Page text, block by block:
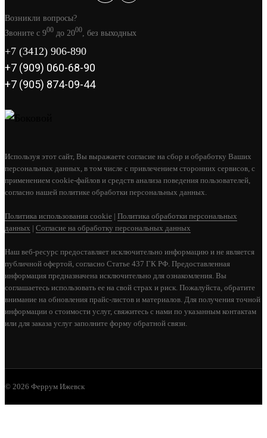
ДВЕРЦЕЙ
27 690
ПЕЧЬ ДЛЯ БАНИ ASTON 12 С ГЛУХОЙ
ДВЕРЦЕЙ
Возникли вопросы?
Звоните с 900 до 2000 , без выходных
+7 (3412) 906-890
+7 (909) 060-68-90
+7 (905) 874-09-44
Используя этот сайт, Вы выражаете согласие на сбор и обработку Ваших
персональных данных, в том числе с привлечением сторонних сервисов, с
применением cookie-файлов и средств анализа поведения пользователей,
согласно нашей политике обработки персональных данных.
Политика использования cookie | Политика обработки персональных
данных | Согласие на обработку персональных данных
Наш веб-ресурс предоставляет исключительно информацию и не является
публичной офертой, согласно Статье 437 ГК РФ. Предоставленная
информация предназначена исключительно для ознакомления. Вы
соглашаетесь использовать ее на свой страх и риск. Пожалуйста, обратите
внимание на обновления прайс-листов и материалов. Для получения точной
информации о стоимости услуг, свяжитесь с нами по указанным контактам
или для заказа услуг заполните форму обратной связи.
© 2026 Феррум Ижевск